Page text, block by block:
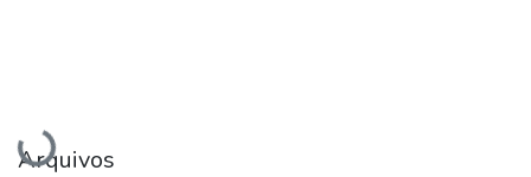
Carregando...
Arquivos